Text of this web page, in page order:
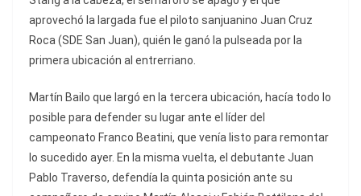
aprovechó la largada fue el piloto sanjuanino Juan Cruz
Roca (SDE San Juan), quién le ganó la pulseada por la
primera ubicación al entrerriano.
Martín Bailo que largó en la tercera ubicación, hacía todo lo
posible para defender su lugar ante el líder del
campeonato Franco Beatini, que venía listo para remontar
lo sucedido ayer. En la misma vuelta, el debutante Juan
Pablo Traverso, defendía la quinta posición ante su